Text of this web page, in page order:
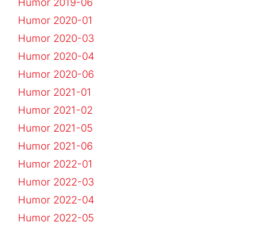
Humor 2019-06
Humor 2020-01
Humor 2020-03
Humor 2020-04
Humor 2020-06
Humor 2021-01
Humor 2021-02
Humor 2021-05
Humor 2021-06
Humor 2022-01
Humor 2022-03
Humor 2022-04
Humor 2022-05